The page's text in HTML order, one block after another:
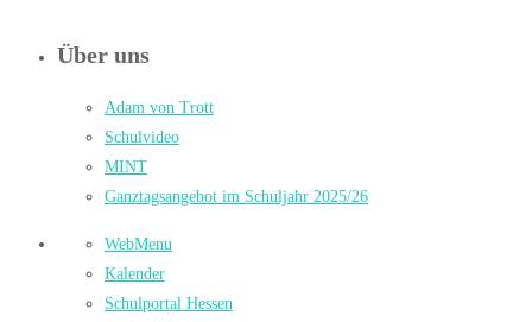
Über uns
Adam von Trott
Schulvideo
MINT
Ganztagsangebot im Schuljahr 2025/26
WebMenu
Kalender
Schulportal Hessen